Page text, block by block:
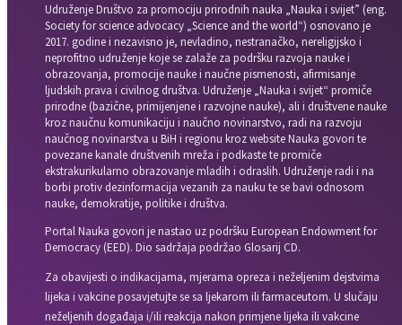
Udruženje Društvo za promociju prirodnih nauka „Nauka i svijet” (eng.
Society for science advocacy „Science and the world“) osnovano je
2017. godine i nezavisno je, nevladino, nestranačko, nereligijsko i
neprofitno udruženje koje se zalaže za podršku razvoja nauke i
obrazovanja, promocije nauke i naučne pismenosti, afirmisanje
ljudskih prava i civilnog društva. Udruženje „Nauka i svijet“ promiče
prirodne (bazične, primijenjene i razvojne nauke), ali i društvene nauke
kroz naučnu komunikaciju i naučno novinarstvo, radi na razvoju
naučnog novinarstva u BiH i regionu kroz website Nauka govori te
povezane kanale društvenih mreža i podkaste te promiče
ekstrakurikularno obrazovanje mladih i odraslih. Udruženje radi i na
borbi protiv dezinformacija vezanih za nauku te se bavi odnosom
nauke, demokratije, politike i društva.
Portal Nauka govori je nastao uz podršku European Endowment for
Democracy (EED). Dio sadržaja podržao Glosarij CD.
Za obavijesti o indikacijama, mjerama opreza i neželjenim dejstvima
lijeka i vakcine posavjetujte se sa ljekarom ili farmaceutom. U slučaju
neželjenih događaja i/ili reakcija nakon primjene lijeka ili vakcine